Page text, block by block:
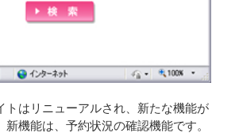
トはリニューアルされ、新たな機能が
機能は、予約状況の確認機能です。